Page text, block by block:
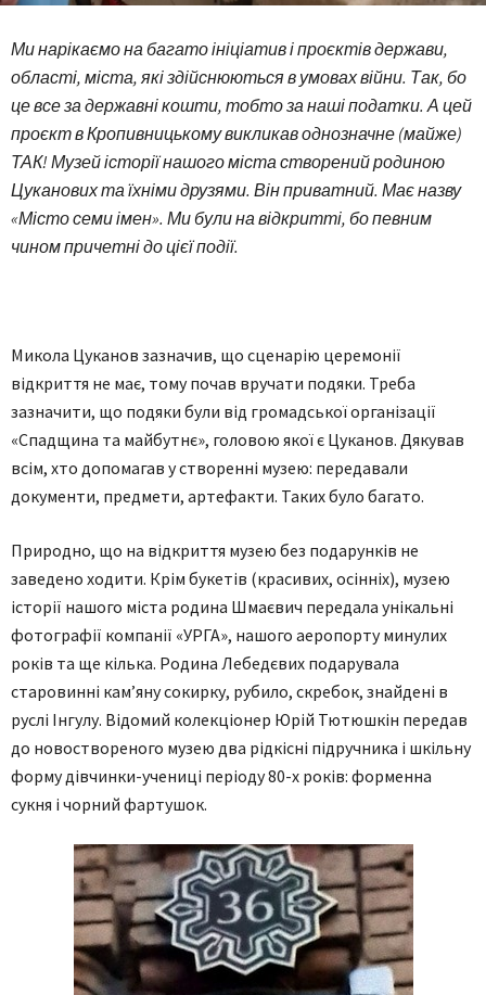
Ми нарікаємо на багато ініціатив і проєктів держави,
області, міста, які здійснюються в умовах війни. Так, бо
це все за державні кошти, тобто за наші податки. А цей
проєкт в Кропивницькому викликав однозначне (майже)
ТАК! Музей історії нашого міста створений родиною
Цуканових та їхніми друзями. Він приватний. Має назву
«Місто семи імен». Ми були на відкритті, бо певним
чином причетні до цієї події.
Микола Цуканов зазначив, що сценарію церемонії
відкриття не має, тому почав вручати подяки. Треба
зазначити, що подяки були від громадської організації
«Спадщина та майбутнє», головою якої є Цуканов. Дякував
всім, хто допомагав у створенні музею: передавали
документи, предмети, артефакти. Таких було багато.
Природно, що на відкриття музею без подарунків не
заведено ходити. Крім букетів (красивих, осінніх), музею
історії нашого міста родина Шмаєвич передала унікальні
фотографії компанії «УРГА», нашого аеропорту минулих
років та ще кілька. Родина Лебедєвих подарувала
старовинні кам’яну сокирку, рубило, скребок, знайдені в
руслі Інгулу. Відомий колекціонер Юрій Тютюшкін передав
до новоствореного музею два рідкісні підручника і шкільну
форму дівчинки-учениці періоду 80-х років: форменна
сукня і чорний фартушок.